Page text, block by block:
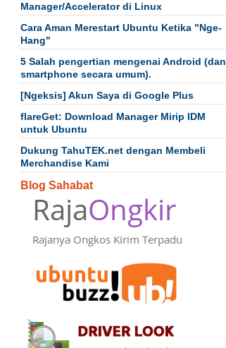
Manager/Accelerator di Linux
Cara Aman Merestart Ubuntu Ketika "Nge-
Hang"
5 Salah pengertian mengenai Android (dan
smartphone secara umum).
[Ngeksis] Akun Saya di Google Plus
flareGet: Download Manager Mirip IDM
untuk Ubuntu
Dukung TahuTEK.net dengan Membeli
Merchandise Kami
Blog Sahabat